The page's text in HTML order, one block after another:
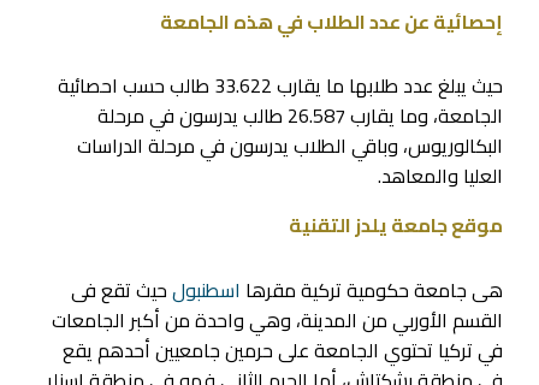
إحصائية عن عدد الطلاب في هذه الجامعة
حيث يبلغ عدد طلابها ما يقارب 33.622 طالب حسب احصائية
الجامعة، وما يقارب 26.587 طالب يدرسون في مرحلة
البكالوريوس، وباقي الطلاب يدرسون في مرحلة الدراسات
العليا والمعاهد.
موقع جامعة يلدز التقنية
هى جامعة حكومية تركية مقرها اسطنبولحيث تقع فى
القسم الأوربي من المدينة، وهي واحدة من أكبر الجامعات
في تركيا تحتوي الجامعة على حرمين جامعيين أحدهم يقع